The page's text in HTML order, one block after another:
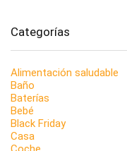
Categorías
Alimentación saludable
Baño
Baterías
Bebé
Black Friday
Casa